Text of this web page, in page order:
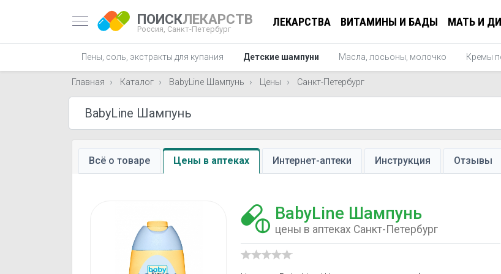
ПОИСКЛЕКАРСТВ
Россия, Санкт-Петербург
ЛЕКАРСТВА ВИТАМИНЫ И БАДЫ МАТЬ И
Пены, соль, экстракты для купания Детские шампуни Масла, лосьоны, молочко Кремы
Главная Каталог BabyLine Шампунь Цены Санкт-Петербург
Всё о товаре Цены в аптеках Интернет-аптеки Инструкция Отзывы
BabyLine Шампунь
цены в аптеках Санкт-Петербург